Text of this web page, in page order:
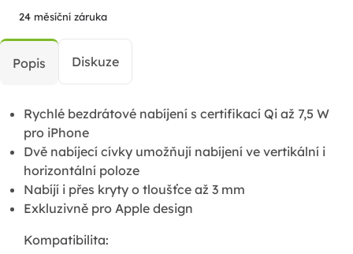
24 měsíční záruka
Popis Diskuze
Rychlé bezdrátové nabíjení s certifikací Qi až 7,5 W
pro iPhone
Dvě nabíjecí cívky umožňují nabíjení ve vertikální i
horizontální poloze
Nabíjí i přes kryty o tloušťce až 3 mm
Exkluzivně pro Apple design
Kompatibilita: